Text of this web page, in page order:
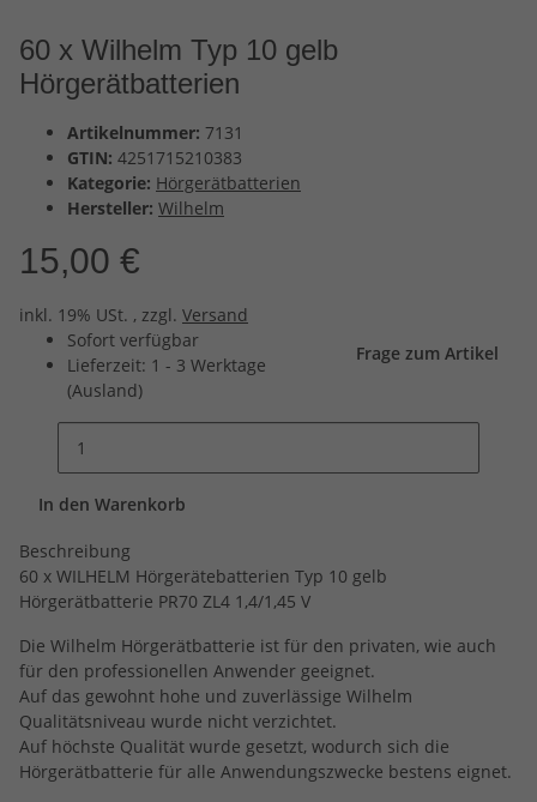
60 x Wilhelm Typ 10 gelb
Hörgerätbatterien
Artikelnummer: 7131
GTIN: 4251715210383
Kategorie: Hörgerätbatterien
Hersteller: Wilhelm
15,00 €
inkl. 19% USt. , zzgl. Versand
Sofort verfügbar
Lieferzeit: 1 - 3 Werktage
(Ausland)
Frage zum Artikel
In den Warenkorb
Beschreibung
60 x WILHELM Hörgerätebatterien Typ 10 gelb
Hörgerätbatterie PR70 ZL4 1,4/1,45 V
Die Wilhelm Hörgerätbatterie ist für den privaten, wie auch
für den professionellen Anwender geeignet.
Auf das gewohnt hohe und zuverlässige Wilhelm
Qualitätsniveau wurde nicht verzichtet.
Auf höchste Qualität wurde gesetzt, wodurch sich die
Hörgerätbatterie für alle Anwendungszwecke bestens eignet.